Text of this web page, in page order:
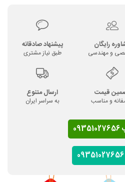
رایگان
و مهندسی
پیشنهاد صادقانه
طبق نیاز مشتری
قیمت
و مناسب
ارسال متنوع
به سراسر ایران